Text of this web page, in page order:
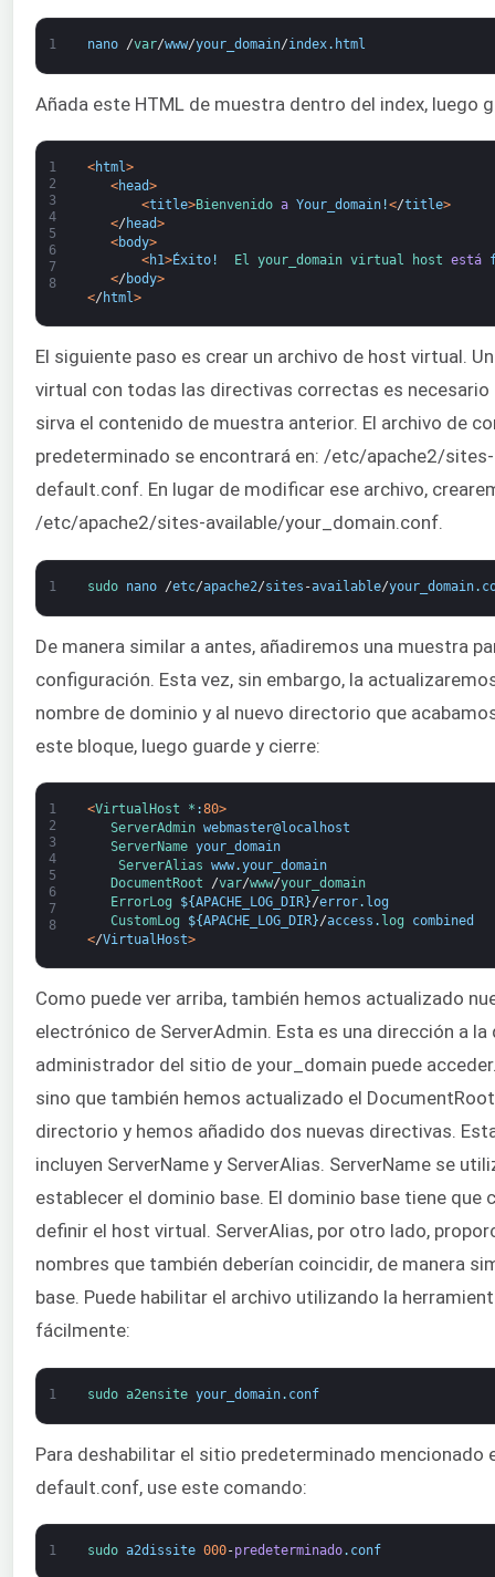
1 nano /var/www/your_domain/index. html
Añada este HTML de muestra dentro del index, luego
1
2
3
4
5
6
7
8
<html>
<head>
<title>Bienvenido a Your_domain!</title>
</ head>
<body>
<h1>Éxito! El your_domain virtual host está
</ body>
</ html>
El siguiente paso es crear un archivo de host virtual.
virtual con todas las directivas correctas es necesario
sirva el contenido de muestra anterior. El archivo de
predeterminado se encontrará en: /etc/apache2/
default.conf. En lugar de modificar ese archivo,
/etc/apache2/sites-available/your_domain.conf.
1 sudo nano /etc/apache2/sites -available/your_domain.
De manera similar a antes, añadiremos una muestra
configuración. Esta vez, sin embargo, la
nombre de dominio y al nuevo directorio que
este bloque, luego guarde y cierre:
1
2
3
4
5
6
7
8
<VirtualHost * :80>
ServerAdmin webmaster@localhost
ServerName your_domain
ServerAlias www.your_domain
DocumentRoot
/var/www/your_domain
ErrorLog
${APACHE_LOG_DIR}/error. log
CustomLog
${APACHE_LOG_DIR}/access . log
combined
</VirtualHost>
Como puede ver arriba, también hemos actualizado
electrónico de ServerAdmin. Esta es una dirección a la
administrador del sitio de your_domain puede
sino que también hemos actualizado el
directorio y hemos añadido dos nuevas directivas.
incluyen ServerName y ServerAlias. ServerName se
establecer el dominio base. El dominio base tiene que
definir el host virtual. ServerAlias, por otro lado,
nombres que también deberían coincidir, de manera
base. Puede habilitar el archivo utilizando la
fácilmente:
1 sudo a2ensite your_domain. conf
Para deshabilitar el sitio predeterminado mencionado
default.conf, use este comando:
1 sudo a2dissite 000-predeterminado. conf